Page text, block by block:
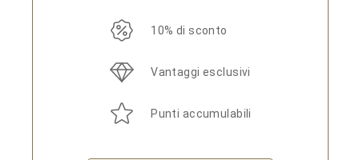
10% di sconto
Vantaggi esclusivi
Punti accumulabili